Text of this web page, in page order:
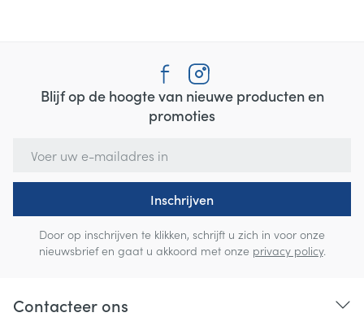
Blijf op de hoogte van nieuwe producten en
promoties
Inschrijven
Door op inschrijven te klikken, schrijft u zich in voor onze
nieuwsbrief en gaat u akkoord met onze privacy policy.
Contacteer ons